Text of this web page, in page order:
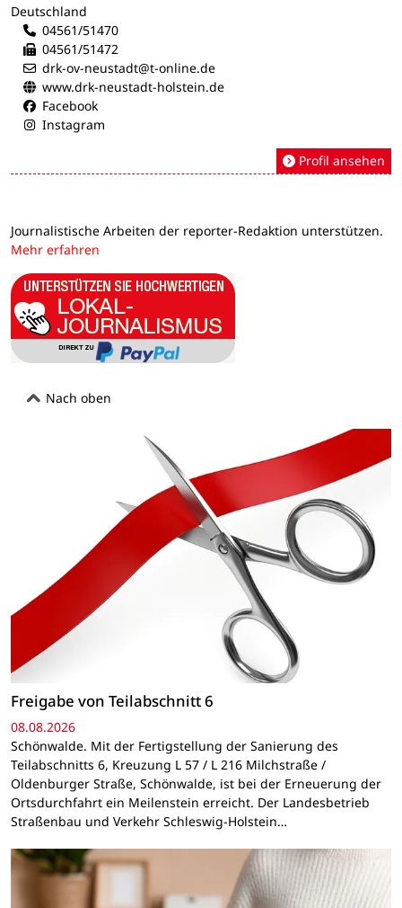
Deutschland
04561/51470
04561/51472
drk-ov-neustadt@t-online.de
www.drk-neustadt-holstein.de
Facebook
Instagram
Profil ansehen
Journalistische Arbeiten der reporter-Redaktion unterstützen.
Mehr erfahren
Nach oben
Freigabe von Teilabschnitt 6
08.08.2026
Schönwalde. Mit der Fertigstellung der Sanierung des
Teilabschnitts 6, Kreuzung L 57 / L 216 Milchstraße /
Oldenburger Straße, Schönwalde, ist bei der Erneuerung der
Ortsdurchfahrt ein Meilenstein erreicht. Der Landesbetrieb
Straßenbau und Verkehr Schleswig-Holstein…